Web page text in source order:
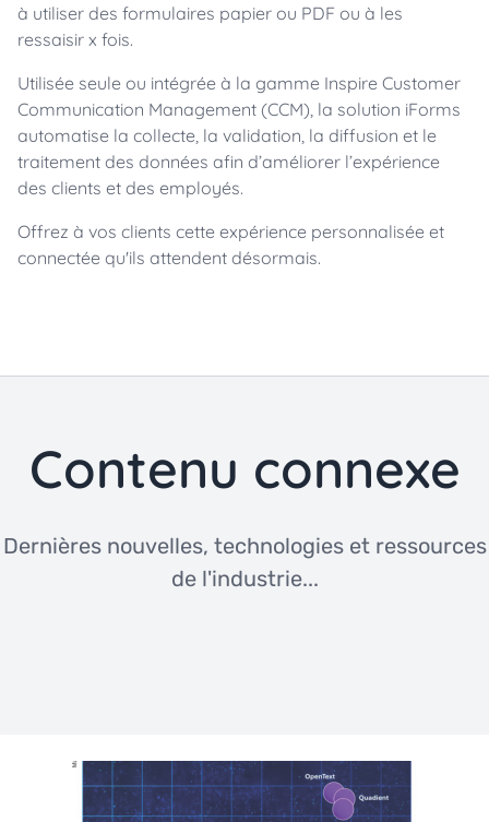
à utiliser des formulaires papier ou PDF ou à les
ressaisir x fois.
Utilisée seule ou intégrée à la gamme Inspire Customer
Communication Management (CCM), la solution iForms
automatise la collecte, la validation, la diffusion et le
traitement des données afin d’améliorer l’expérience
des clients et des employés.
Offrez à vos clients cette expérience personnalisée et
connectée qu'ils attendent désormais.
Contenu connexe
Dernières nouvelles, technologies et ressources
de l'industrie...